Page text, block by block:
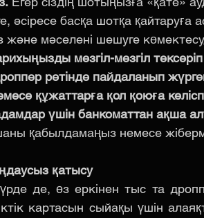
әсіресе басқа шотқа
және мәселені шешуге
мезгіл-мезгіл
ретінде пайдаланып
құжаттарға қол қоюға
үшін банкоматтан ақша
қабылдамаңыз немесе
қатысу
де, өз еркінен тыс та
картасын сыйақы үшін